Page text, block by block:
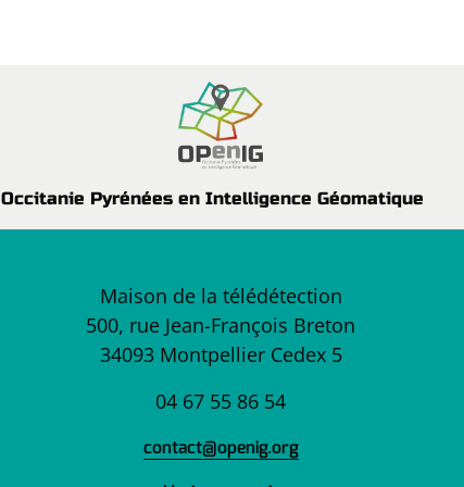
Occitanie Pyrénées en Intelligence Géomatique
Maison de la télédétection
500, rue Jean-François Breton
34093 Montpellier Cedex 5
04 67 55 86 54
contact@openig.org